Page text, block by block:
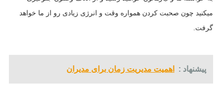
میکنید چون صحبت کردن همواره وقت و انرژی زیادی رو از ما خواهد
گرفت.
پیشنهاد : اهمیت مدیریت زمان برای مدیران